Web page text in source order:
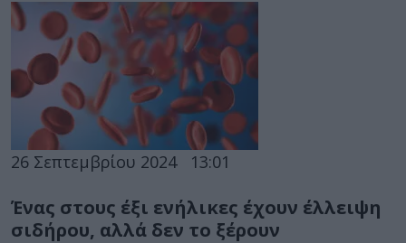
26 Σεπτεμβρίου 2024 13:01
Ένας στους έξι ενήλικες έχουν έλλειψη
σιδήρου, αλλά δεν το ξέρουν